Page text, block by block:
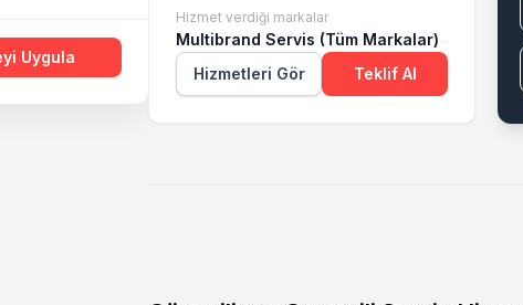
Uygula
Hizmet verdiği markalar
Multibrand Servis (Tüm Markalar)
Hizmetleri Gör
Teklif Al